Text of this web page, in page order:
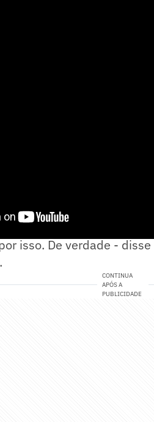
minha vida. Tirou eu e
isso. De verdade -
CONTINUA
APÓS A
PUBLICIDADE